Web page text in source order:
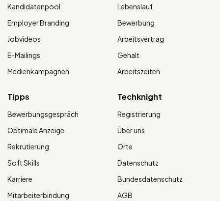
Kandidatenpool
Employer Branding
Jobvideos
E-Mailings
Medienkampagnen
Lebenslauf
Bewerbung
Arbeitsvertrag
Gehalt
Arbeitszeiten
Tipps
Bewerbungsgespräch
Optimale Anzeige
Rekrutierung
Soft Skills
Karriere
Mitarbeiterbindung
Techknight
Registrierung
Über uns
Orte
Datenschutz
Bundesdatenschutz
AGB